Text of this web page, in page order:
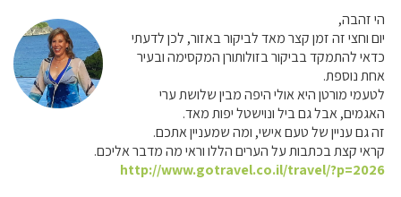
הי זהבה,
יום וחצי זה זמן קצר מאד לביקור באזור, לכן לדעתי
כדאי להתמקד בביקור בזולותורן המקסימה ובעיר
אחת נוספת.
לטעמי מורטן היא אולי היפה מבין שלושת ערי
האגמים, אבל גם ביל ונוישטל יפות מאד.
זה גם עניין של טעם אישי, ומה שמעניין אתכם.
קראי קצת בכתבות על הערים הללו וראי מה מדבר אליכם.
http://www.gotravel.co.il/travel/?p=2026